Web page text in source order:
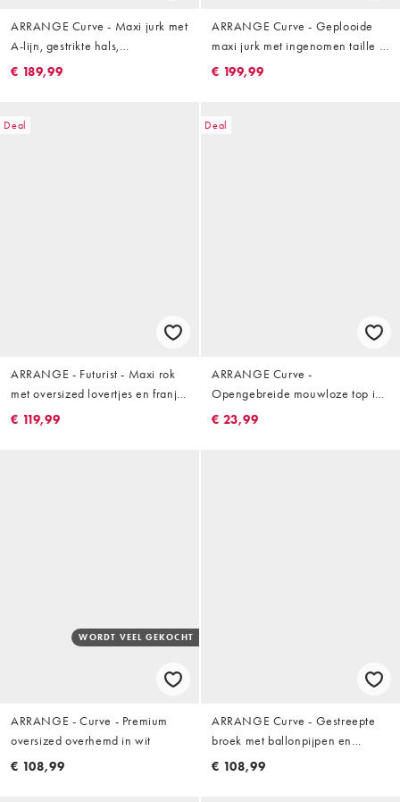
ARRANGE Curve - Maxi jurk met
A-lijn, gestrikte hals,
blousonmouwen en
€ 189,99
ARRANGE Curve - Geplooide
maxi jurk met ingenomen taille in
geel
€ 199,99
Deal
ARRANGE - Futurist - Maxi rok
met oversized lovertjes en franje
in oranjerood
€ 119,99
Deal
ARRANGE Curve -
Opengebreide mouwloze top in
roze
€ 23,99
WORDT VEEL GEKOCHT
ARRANGE - Curve - Premium
oversized overhemd in wit
€ 108,99
ARRANGE Curve - Gestreepte
broek met ballonpijpen en
gestrikte taille in geel
€ 108,99